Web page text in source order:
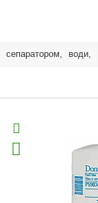
сепаратором, води,